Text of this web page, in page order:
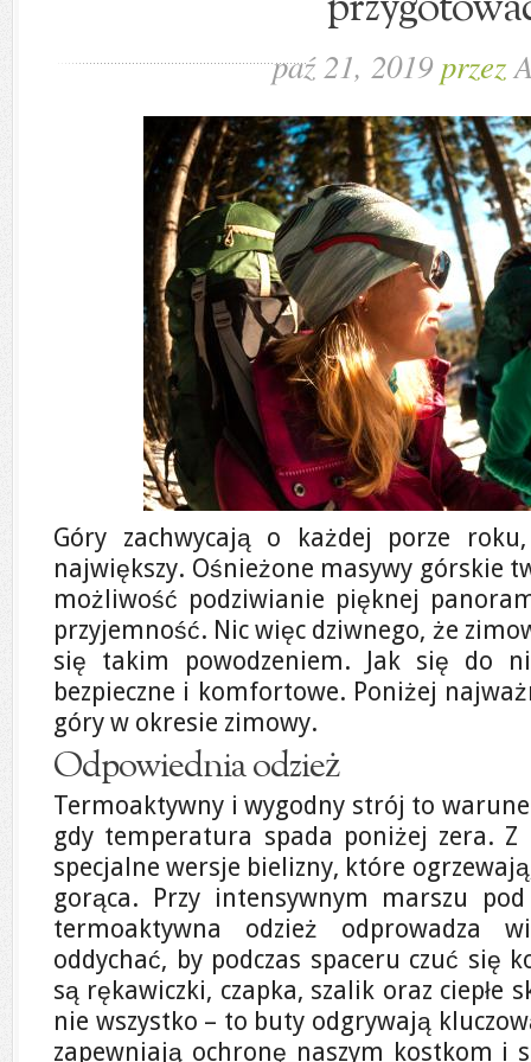
paź 21, 2019 przez
Góry zachwycają o każdej porze
największy. Ośnieżone masywy górskie
możliwość podziwianie pięknej
przyjemność. Nic więc dziwnego, że
się takim powodzeniem. Jak się do
bezpieczne i komfortowe. Poniżej
góry w okresie zimowy.
Odpowiednia odzież
Termoaktywny i wygodny strój to
gdy temperatura spada poniżej zera. Z
specjalne wersje bielizny, które
gorąca. Przy intensywnym marszu
termoaktywna odzież odprowadza
oddychać, by podczas spaceru czuć się
są rękawiczki, czapka, szalik oraz ciepłe
nie wszystko – to buty odgrywają
zapewniają ochronę naszym kostkom i